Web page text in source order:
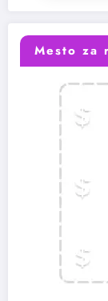
Mesto za